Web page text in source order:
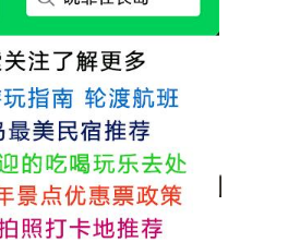
点很好。